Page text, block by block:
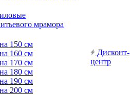
мрамора
150 см
160 см
170 см
180 см
190 см
200 см
Дисконт-
центр